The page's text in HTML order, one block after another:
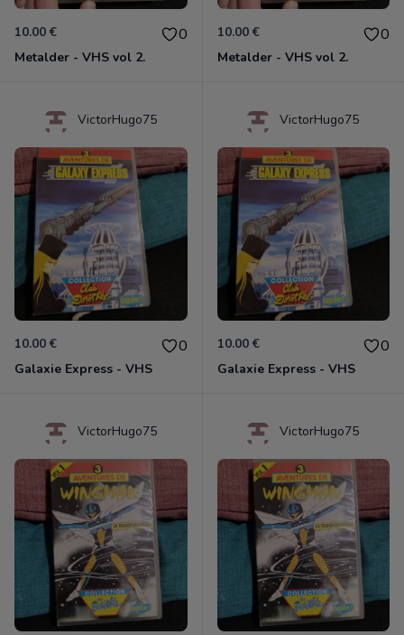
10.00 € 0
Metalder - VHS vol 2.
10.00 € 0
Metalder - VHS vol 2.
VictorHugo75
10.00 € 0
Galaxie Express - VHS
VictorHugo75
10.00 € 0
Galaxie Express - VHS
VictorHugo75 VictorHugo75